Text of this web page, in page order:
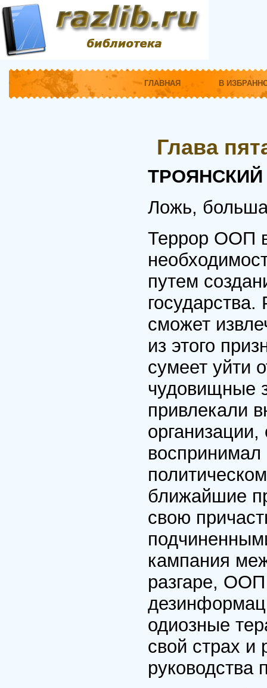
ГЛАВНАЯ В
Глава
Ложь,
Террор ООП
путем
сможет
из этого
сумеет уйти
чудовищные
привлекали
воспринимал
ближайшие
свою
кампания
разгаре,
одиозные
свой страх и
руководства